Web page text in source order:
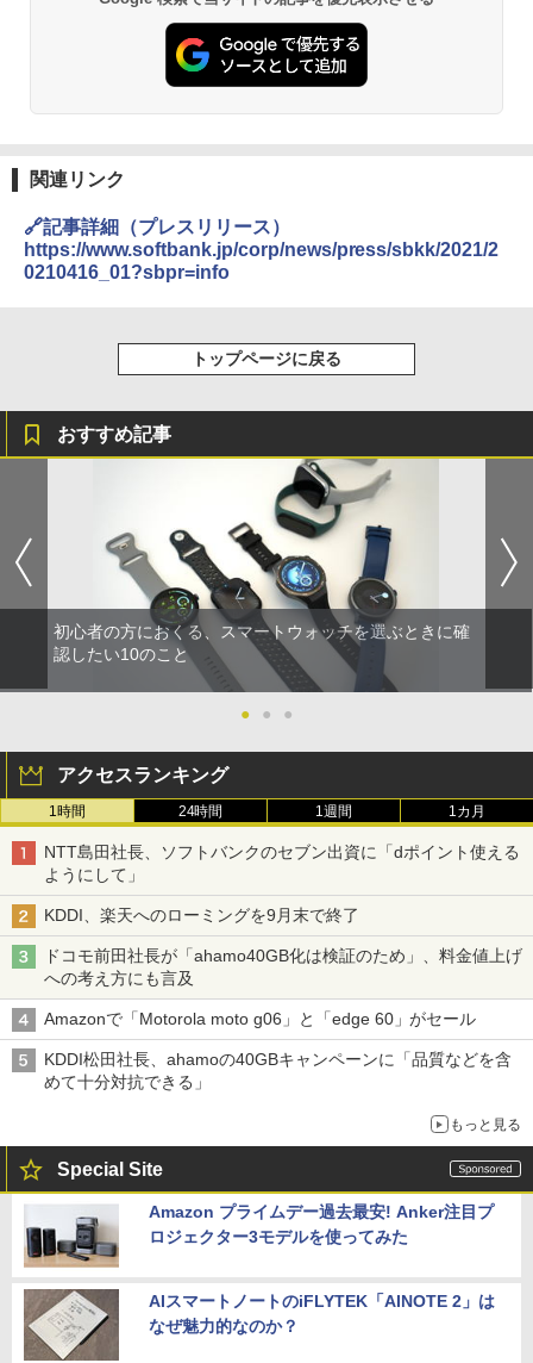
関連リンク
🔗記事詳細（プレスリリース）
https://www.softbank.jp/corp/news/press/sbkk/2021/2
0210416_01?sbpr=info
トップページに戻る
おすすめ記事
初心者の方におくる、スマートウォッチを選ぶときに確
認したい10のこと
● ● ●
アクセスランキング
1時間 24時間 1週間 1カ月
NTT島田社長、ソフトバンクのセブン出資に「dポイント使える
ようにして」
KDDI、楽天へのローミングを9月末で終了
ドコモ前田社長が「ahamo40GB化は検証のため」、料金値上げ
への考え方にも言及
Amazonで「Motorola moto g06」と「edge 60」がセール
KDDI松田社長、ahamoの40GBキャンペーンに「品質などを含
めて十分対抗できる」
もっと見る
Special Site
Amazon プライムデー過去最安! Anker注目プ
ロジェクター3モデルを使ってみた
AIスマートノートのiFLYTEK「AINOTE 2」は
なぜ魅力的なのか？